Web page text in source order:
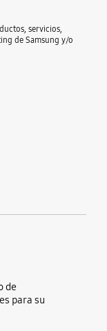
servicios,
de Samsung y/o
de
para su